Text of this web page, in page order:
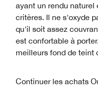
ayant un rendu
critères. Il ne s'oxyde
qu'il soit assez
est confortable à
meilleurs fond de teint
Continuer les achats